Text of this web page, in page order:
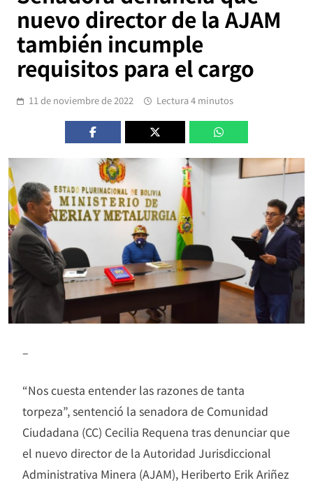
nuevo director de la AJAM
también incumple
requisitos para el cargo
11 de noviembre de 2022 Lectura 4 minutos
–
“Nos cuesta entender las razones de tanta
torpeza”, sentenció la senadora de Comunidad
Ciudadana (CC) Cecilia Requena tras denunciar que
el nuevo director de la Autoridad Jurisdiccional
Administrativa Minera (AJAM), Heriberto Erik Ariñez